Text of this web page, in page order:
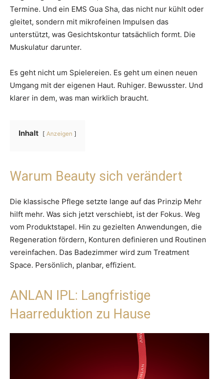
Termine. Und ein EMS Gua Sha, das nicht nur kühlt oder
gleitet, sondern mit mikrofeinen Impulsen das
unterstützt, was Gesichtskontur tatsächlich formt. Die
Muskulatur darunter.
Es geht nicht um Spielereien. Es geht um einen neuen
Umgang mit der eigenen Haut. Ruhiger. Bewusster. Und
klarer in dem, was man wirklich braucht.
Inhalt Anzeigen
Warum Beauty sich verändert
Die klassische Pflege setzte lange auf das Prinzip Mehr
hilft mehr. Was sich jetzt verschiebt, ist der Fokus. Weg
vom Produktstapel. Hin zu gezielten Anwendungen, die
Regeneration fördern, Konturen definieren und Routinen
vereinfachen. Das Badezimmer wird zum Treatment
Space. Persönlich, planbar, effizient.
ANLAN IPL: Langfristige
Haarreduktion zu Hause